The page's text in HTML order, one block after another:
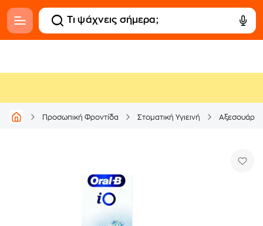
Προσωπική Φροντίδα Στοματική Υγιεινή Αξεσουάρ &